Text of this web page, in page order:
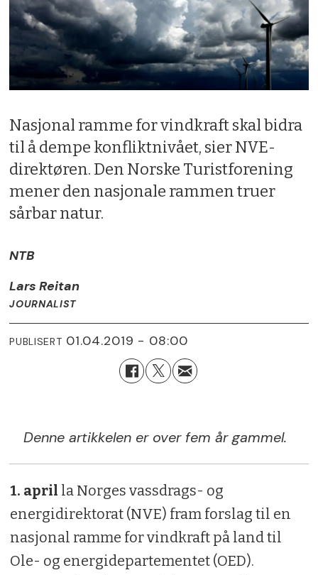
Nasjonal ramme for vindkraft skal bidra
til å dempe konfliktnivået, sier NVE-
direktøren. Den Norske Turistforening
mener den nasjonale rammen truer
sårbar natur.
NTB
Lars Reitan
JOURNALIST
PUBLISERT 01.04.2019 - 08:00
Denne artikkelen er over fem år gammel.
1. april la Norges vassdrags- og
energidirektorat (NVE) fram forslag til en
nasjonal ramme for vindkraft på land til
Ole- og energidepartementet (OED).